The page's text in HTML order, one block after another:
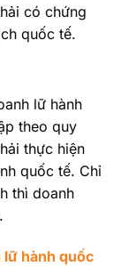
có chứng
quốc tế.
lữ hành
theo quy
thực hiện
quốc tế. Chỉ
thì doanh
lữ hành quốc